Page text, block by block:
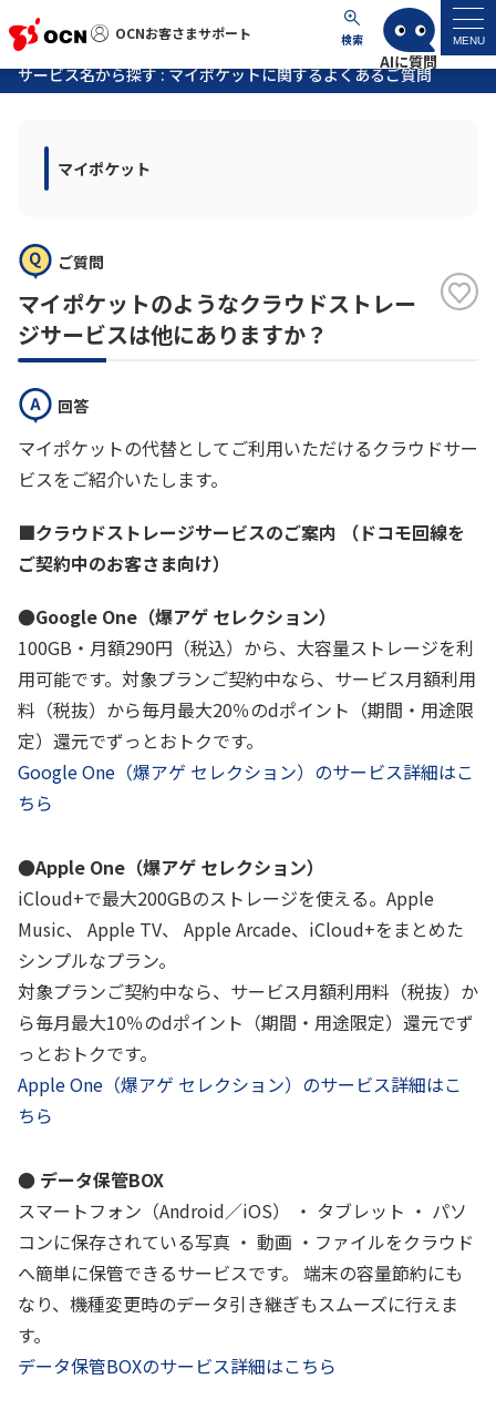
OCNお客さまサポート 検索 MENU
OCNお客さまサポート
マイページ
サポートトップ
よくあるご質問
工事・故障情報
お問い合わせ
お知らせ サポートサイトの使い方
NTTドコモビジネスのお客さ
まはこちら
工事・故障情報通知
サービス
OCN サービス一覧
サービス名から探す : マイポケットに関するよくあるご質問
マイポケット
ご質問
マイポケットのようなクラウドストレー
ジサービスは他にありますか？
回答
マイポケットの代替としてご利用いただけるクラウドサー
ビスをご紹介いたします。
■クラウドストレージサービスのご案内 （ドコモ回線を
ご契約中のお客さま向け）
●Google One（爆アゲ セレクション）
100GB・月額290円（税込）から、大容量ストレージを利
用可能です。対象プランご契約中なら、サービス月額利用
料（税抜）から毎月最大20％のdポイント（期間・用途限
定）還元でずっとおトクです。
Google One（爆アゲ セレクション）のサービス詳細はこ
ちら
●Apple One（爆アゲ セレクション）
iCloud+で最大200GBのストレージを使える。Apple
Music、 Apple TV、 Apple Arcade、iCloud+をまとめた
シンプルなプラン。
対象プランご契約中なら、サービス月額利用料（税抜）か
ら毎月最大10％のdポイント（期間・用途限定）還元でず
っとおトクです。
Apple One（爆アゲ セレクション）のサービス詳細はこ
ちら
● データ保管BOX
スマートフォン（Android／iOS） ・ タブレット ・ パソ
コンに保存されている写真 ・ 動画 ・ファイルをクラウド
へ簡単に保管できるサービスです。 端末の容量節約にも
なり、機種変更時のデータ引き継ぎもスムーズに行えま
す。
データ保管BOXのサービス詳細はこちら